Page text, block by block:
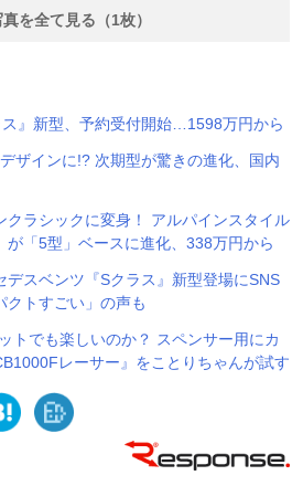
を全て見る（1枚）
ス』新型、予約受付開始…1598万円から
ザインに!? 次期型が驚きの進化、国内
クラシックに変身！ アルパインスタイル
が「5型」ベースに進化、338万円から
デスベンツ『Sクラス』新型登場にSNS
クトすごい」の声も
トでも楽しいのか？ スペンサー用にカ
レーサー』をことりちゃんが試す